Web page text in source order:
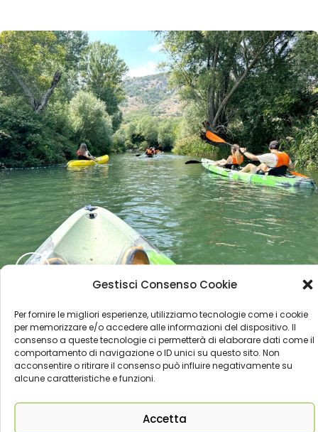
Gestisci Consenso Cookie
Per fornire le migliori esperienze, utilizziamo tecnologie come i cookie
per memorizzare e/o accedere alle informazioni del dispositivo. Il
consenso a queste tecnologie ci permetterà di elaborare dati come il
comportamento di navigazione o ID unici su questo sito. Non
acconsentire o ritirare il consenso può influire negativamente su
alcune caratteristiche e funzioni.
Accetta
Canoa sul Tirino: un viaggio lento tra le acque più
limpide d’Italia
La prima cosa che colpisce è il silenzio. Non un silenzio
assoluto, ma quello fatto di piccol..
5 Giugno 2026